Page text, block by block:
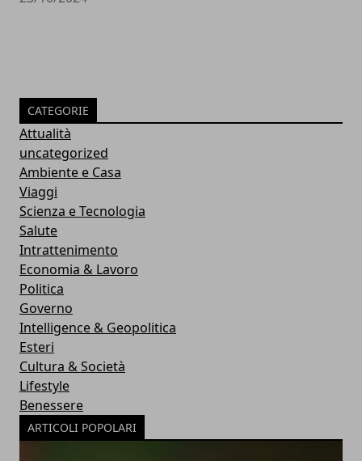
CATEGORIE
Attualità
uncategorized
Ambiente e Casa
Viaggi
Scienza e Tecnologia
Salute
Intrattenimento
Economia & Lavoro
Politica
Governo
Intelligence & Geopolitica
Esteri
Cultura & Società
Lifestyle
Benessere
ARTICOLI POPOLARI